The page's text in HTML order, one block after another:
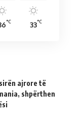
°C 33°C
ajrore të
shpërthen